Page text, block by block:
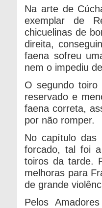
Na arte de
exemplar de
chicuelinas de
direita,
faena sofreu
nem o impediu
O segundo toiro
reservado e
faena correta,
por não romper.
No capítulo das
forcado, tal foi
toiros da tarde.
melhoras para
de grande
Pelos